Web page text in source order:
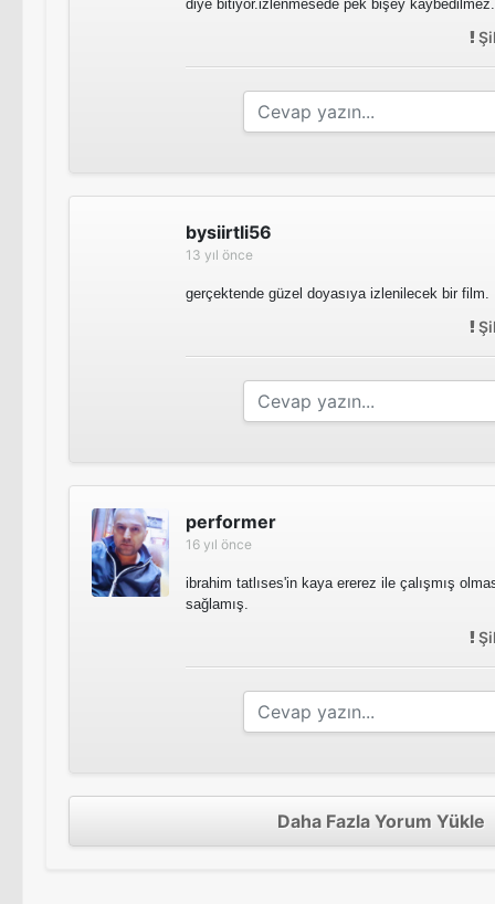
diye bitiyor.izlenmesede pek bişey
bysiirtli56
13 yıl önce
gerçektende güzel doyasıya izlenilecek bir film.
performer
16 yıl önce
ibrahim tatlıses'in kaya ererez ile çalışmış
sağlamış.
Daha Fazla Yorum Yükle